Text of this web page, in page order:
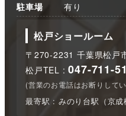
駐車場 有り
松戸ショールーム
〒270-2231 千葉県松戸
松戸TEL :047-711-
(営業のお電話はお断りして
最寄駅 : みのり台駅（京成